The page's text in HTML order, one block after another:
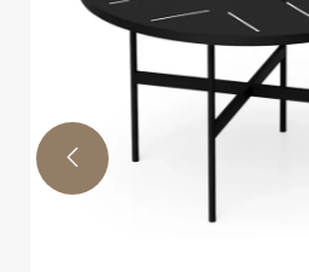
